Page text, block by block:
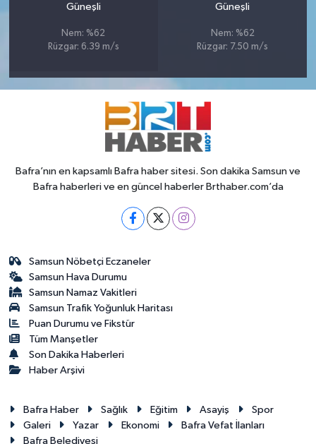
Güneşli
Nem: %62
Rüzgar: 6.39 m/s
Güneşli
Nem: %62
Rüzgar: 7.50 m/s
Bafra’nın en kapsamlı Bafra haber sitesi. Son dakika Samsun ve
Bafra haberleri ve en güncel haberler Brthaber.com’da
Samsun Nöbetçi Eczaneler
Samsun Hava Durumu
Samsun Namaz Vakitleri
Samsun Trafik Yoğunluk Haritası
Puan Durumu ve Fikstür
Tüm Manşetler
Son Dakika Haberleri
Haber Arşivi
Bafra Haber Sağlık Eğitim Asayiş
Spor
Galeri
Yazar Ekonomi
Bafra Vefat İlanları
Bafra Belediyesi